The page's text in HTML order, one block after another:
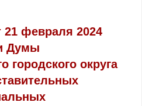
февраля 2024
Думы
городского округа